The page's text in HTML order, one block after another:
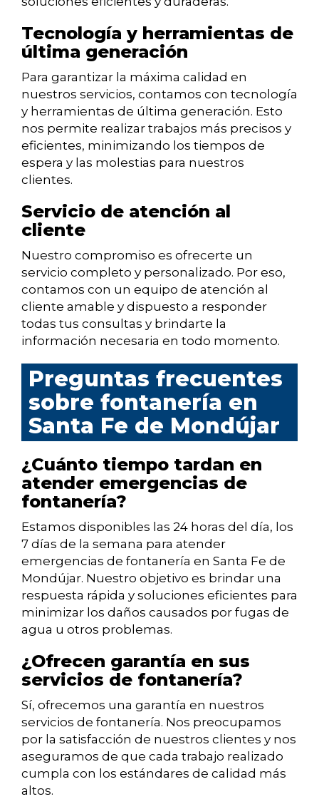
Tecnología y herramientas de
última generación
Para garantizar la máxima calidad en
nuestros servicios, contamos con tecnología
y herramientas de última generación. Esto
nos permite realizar trabajos más precisos y
eficientes, minimizando los tiempos de
espera y las molestias para nuestros
clientes.
Servicio de atención al
cliente
Nuestro compromiso es ofrecerte un
servicio completo y personalizado. Por eso,
contamos con un equipo de atención al
cliente amable y dispuesto a responder
todas tus consultas y brindarte la
información necesaria en todo momento.
Preguntas frecuentes
sobre fontanería en
Santa Fe de Mondújar
¿Cuánto tiempo tardan en
atender emergencias de
fontanería?
Estamos disponibles las 24 horas del día, los
7 días de la semana para atender
emergencias de fontanería en Santa Fe de
Mondújar. Nuestro objetivo es brindar una
respuesta rápida y soluciones eficientes para
minimizar los daños causados por fugas de
agua u otros problemas.
¿Ofrecen garantía en sus
servicios de fontanería?
Sí, ofrecemos una garantía en nuestros
servicios de fontanería. Nos preocupamos
por la satisfacción de nuestros clientes y nos
aseguramos de que cada trabajo realizado
cumpla con los estándares de calidad más
altos.